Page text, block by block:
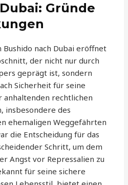
Gründe
Bushido nach Dubai eröffnet
der nicht nur durch
geprägt ist, sondern
Sicherheit für seine
anhaltenden rechtlichen
insbesondere des
ehemaligen Weggefährten
die Entscheidung für das
Schritt, um dem
Angst vor Repressalien zu
für seine sichere